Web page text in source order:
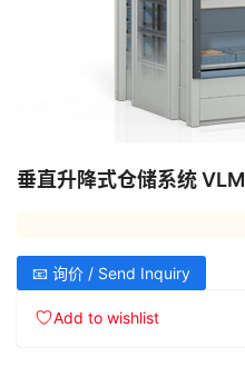
垂直升降式仓储系统 VLM
📧 询价 / Send Inquiry
Add to wishlist